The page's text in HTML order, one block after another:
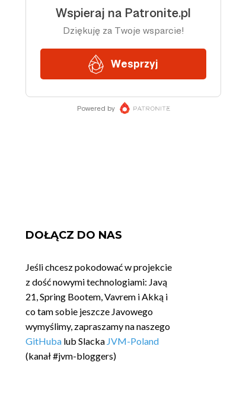
DOŁĄCZ DO NAS
Jeśli chcesz pokodować w projekcie
z dość nowymi technologiami: Javą
21, Spring Bootem, Vavrem i Akką i
co tam sobie jeszcze Javowego
wymyślimy, zapraszamy na naszego
GitHuba lub Slacka JVM-Poland
(kanał #jvm-bloggers)